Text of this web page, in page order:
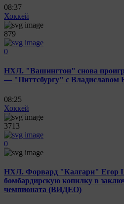
08:37
Хоккей
879
0
НХЛ. "Вашингтон" снова
— "Питтсбургу" с
08:25
Хоккей
3713
0
НХЛ. Форвард "Калгари" Егор
бомбардирскую копилку в
чемпионата (ВИДЕО)